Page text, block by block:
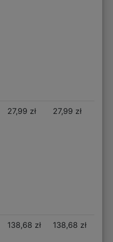
27,99 zł 27,99 zł
138,68 zł 138,68 zł